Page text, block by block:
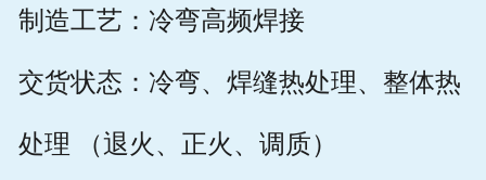
制造工艺：冷弯高频焊接
交货状态：冷弯、焊缝热处理、整体热
处理 （退⽕、正⽕、调质）